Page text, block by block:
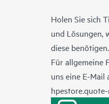
Holen Sie sich
und Lösungen,
diese benötigen.
Für allgemeine
uns eine E-Mail